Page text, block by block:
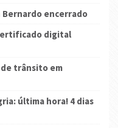
Bernardo encerrado
digital
trânsito em
última hora! 4 dias